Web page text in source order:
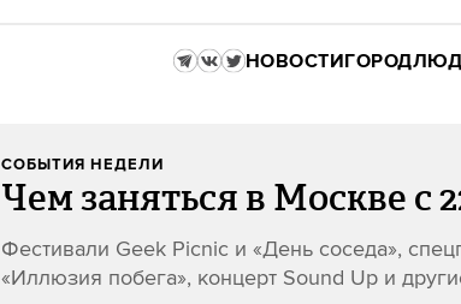
НОВОСТИГОРОД
СОБЫТИЯ НЕДЕЛИ
Чем заняться в Москве с
Фестивали Geek Picnic и «День соседа»,
«Иллюзия побега», концерт Sound Up и